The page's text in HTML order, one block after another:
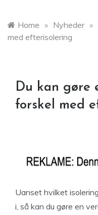
Home » Nyheder »
med efterisolering
Du kan gøre
forskel med
Uanset hvilket
i, så kan du gøre en